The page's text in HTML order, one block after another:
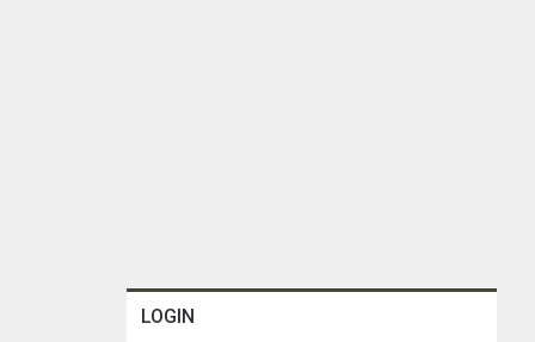
LOGIN